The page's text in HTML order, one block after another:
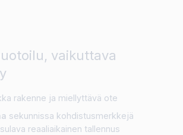
vaikuttava
rakenne ja miellyttävä ote
sekunnissa kohdistusmerkkejä
reaaliaikainen tallennus